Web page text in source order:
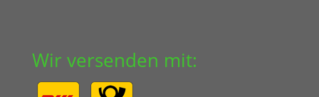
Wir versenden mit: